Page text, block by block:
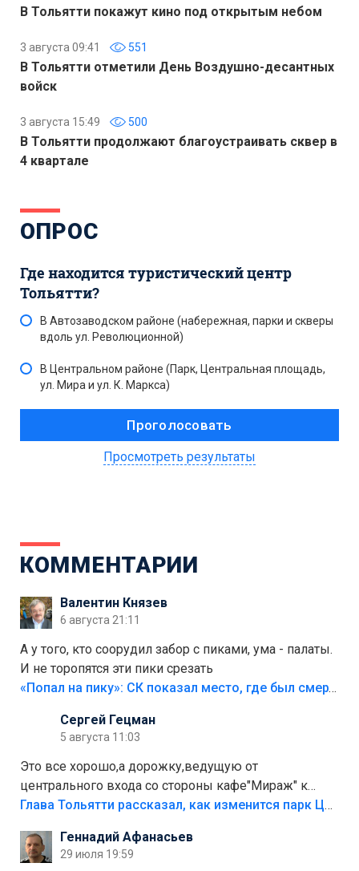
В Тольятти покажут кино под открытым небом
3 августа 09:41 551
В Тольятти отметили День Воздушно-десантных
войск
3 августа 15:49 500
В Тольятти продолжают благоустраивать сквер в
4 квартале
ОПРОС
Где находится туристический центр
Тольятти?
В Автозаводском районе (набережная, парки и скверы
вдоль ул. Революционной)
В Центральном районе (Парк, Центральная площадь,
ул. Мира и ул. К. Маркса)
Просмотреть результаты
КОММЕНТАРИИ
Валентин Князев
6 августа 21:11
А у того, кто соорудил забор с пиками, ума - палаты.
И не торопятся эти пики срезать
«Попал на пику»: СК показал место, где был смертельно травмирован ребенок в Тольятти
Сергей Гецман
5 августа 11:03
Это все хорошо,а дорожку,ведущую от
центрального входа со стороны кафе"Мираж" к
аттракционам слабо доделать?А то бордюры
лежала в парке и испортилась.Да еще,видимо,часть
украли.
Глава Тольятти рассказал, как изменится парк Центрального района
Геннадий Афанасьев
29 июля 19:59